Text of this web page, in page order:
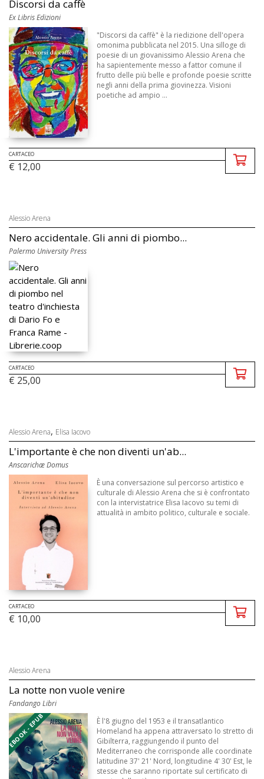
Discorsi da caffè
Ex Libris Edizioni
"Discorsi da caffè" è la riedizione dell'opera
omonima pubblicata nel 2015. Una silloge di
poesie di un giovanissimo Alessio Arena che
ha sapientemente messo a fattor comune il
frutto delle più belle e profonde poesie scritte
negli anni della prima giovinezza. Visioni
poetiche ad ampio ...
CARTACEO
€ 12,00
Alessio Arena
Nero accidentale. Gli anni di piombo...
Palermo University Press
CARTACEO
€ 25,00
Alessio Arena, Elisa Iacovo
L'importante è che non diventi un'ab...
Anscarichæ Domus
È una conversazione sul percorso artistico e
culturale di Alessio Arena che si è confrontato
con la intervistatrice Elisa Iacovo su temi di
attualità in ambito politico, culturale e sociale.
CARTACEO
€ 10,00
Alessio Arena
La notte non vuole venire
Fandango Libri
EBOOK - EPUB
È l'8 giugno del 1953 e il transatlantico
Homeland ha appena attraversato lo stretto di
Gibilterra, raggiungendo il punto del
Mediterraneo che corrisponde alle coordinate
latitudine 37' 21' Nord, longitudine 4' 30' Est, le
stesse che saranno riportate sul certificato di